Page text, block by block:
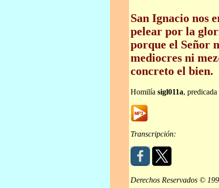
San Ignacio nos
pelear por la
porque el Señor
mediocres ni
concreto el bien.
Homilía sigl011a,
Transcripción:
Derechos Reservados ©